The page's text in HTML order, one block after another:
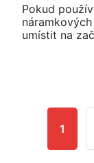
Pokud
umístit na
1